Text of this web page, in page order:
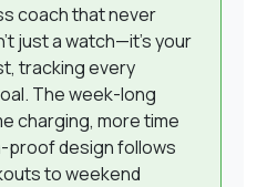
coach that never
just a watch—it's your
tracking every
The week-long
charging, more time
proof design follows
to weekend